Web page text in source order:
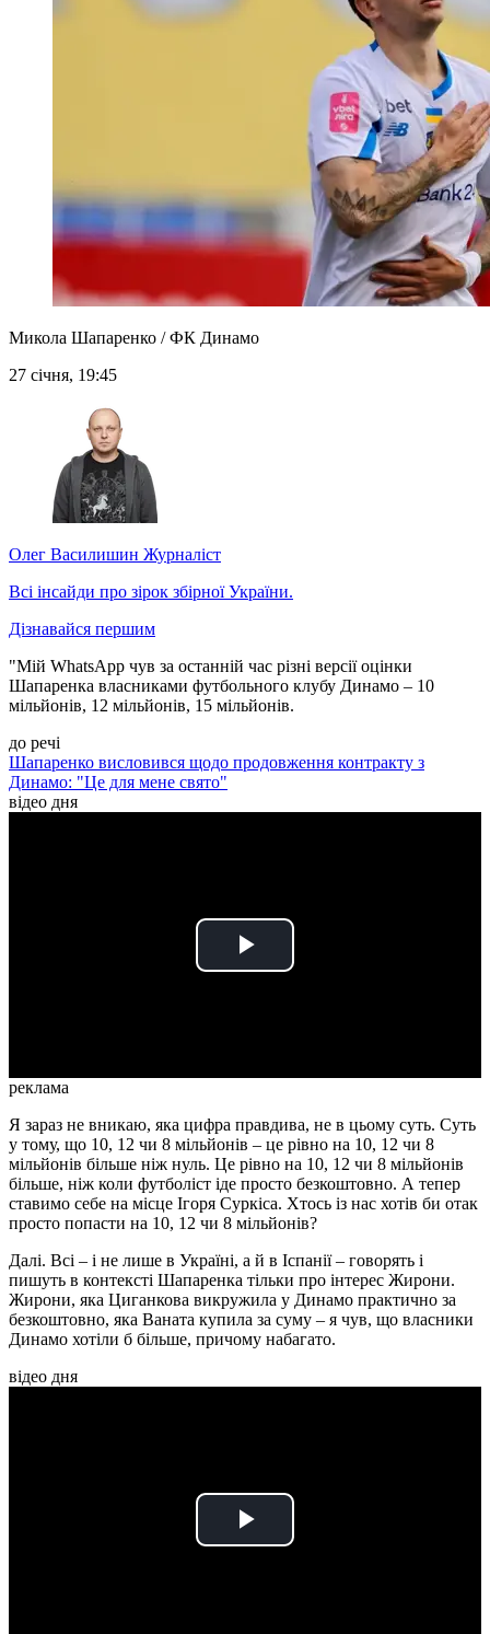
Микола Шапаренко / ФК Динамо
27 січня, 19:45
Олег Василишин Журналіст
Всі інсайди про зірок збірної України.
Дізнавайся першим
"Мій WhatsApp чув за останній час різні версії оцінки
Шапаренка власниками футбольного клубу Динамо – 10
мільйонів, 12 мільйонів, 15 мільйонів.
до речі
Шапаренко висловився щодо продовження контракту з
Динамо: "Це для мене свято"
відео дня
Play
реклама
Я зараз не вникаю, яка цифра правдива, не в цьому суть. Суть
у тому, що 10, 12 чи 8 мільйонів – це рівно на 10, 12 чи 8
мільйонів більше ніж нуль. Це рівно на 10, 12 чи 8 мільйонів
більше, ніж коли футболіст іде просто безкоштовно. А тепер
ставимо себе на місце Ігоря Суркіса. Хтось із нас хотів би отак
просто попасти на 10, 12 чи 8 мільйонів?
Далі. Всі – і не лише в Україні, а й в Іспанії – говорять і
пишуть в контексті Шапаренка тільки про інтерес Жирони.
Жирони, яка Циганкова викружила у Динамо практично за
безкоштовно, яка Ваната купила за суму – я чув, що власники
Динамо хотіли б більше, причому набагато.
відео дня
Play